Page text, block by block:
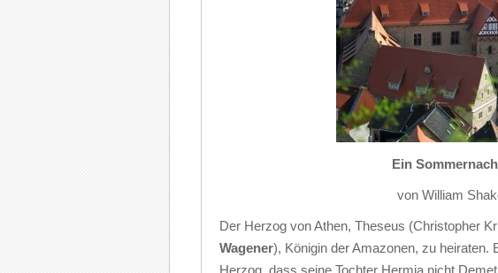
Ein
von William
Der Herzog von Athen, Theseus (Christopher
Wagener), Königin der Amazonen, zu heiraten.
Herzog, dass seine Tochter Hermia nicht